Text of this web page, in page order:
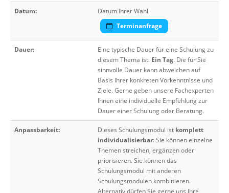
Datum:
Datum Ihrer Wahl
Terminanfrage
Dauer:
Eine typische Dauer für eine Schulung zu
diesem Thema ist: Ein Tag. Die für Sie
sinnvolle Dauer kann abweichen auf
Basis Ihrer konkreten Vorkenntnisse und
Ziele. Gerne geben unsere Fachexperten
Ihnen eine individuelle Empfehlung zur
Dauer einer Schulung oder Beratung.
Anpassbarkeit: Dieses Schulungsmodul ist komplett
individualisierbar: Sie können einzelne
Themen streichen, ergänzen oder
priorisieren. Sie können das
Schulungsmodul mit anderen
Schulungsmodulen kombinieren.
Alternativ dürfen Sie gerne uns Ihre